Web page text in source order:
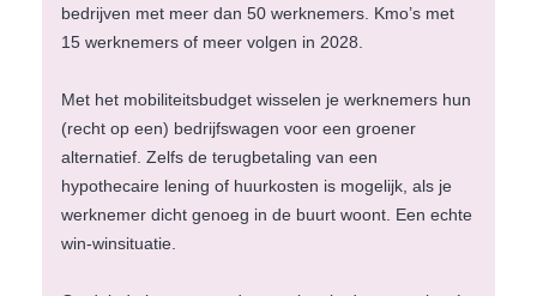
bedrijven met meer dan 50 werknemers. Kmo’s met
15 werknemers of meer volgen in 2028.
Met het mobiliteitsbudget wisselen je werknemers hun
(recht op een) bedrijfswagen voor een groener
alternatief. Zelfs de terugbetaling van een
hypothecaire lening of huurkosten is mogelijk, als je
werknemer dicht genoeg in de buurt woont. Een echte
win-winsituatie.